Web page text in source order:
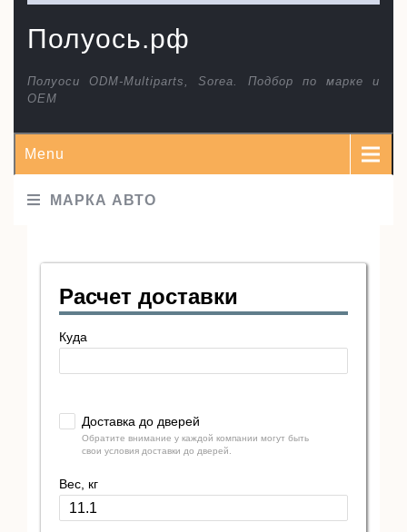
Полуось.рф
Полуоси ODM-Multiparts, Sorea. Подбор по марке и
ОЕМ
Menu
МАРКА АВТО
Расчет доставки
Куда
Доставка до дверей
Обратите внимание у каждой компании могут быть
свои условия доставки до дверей.
Вес, кг